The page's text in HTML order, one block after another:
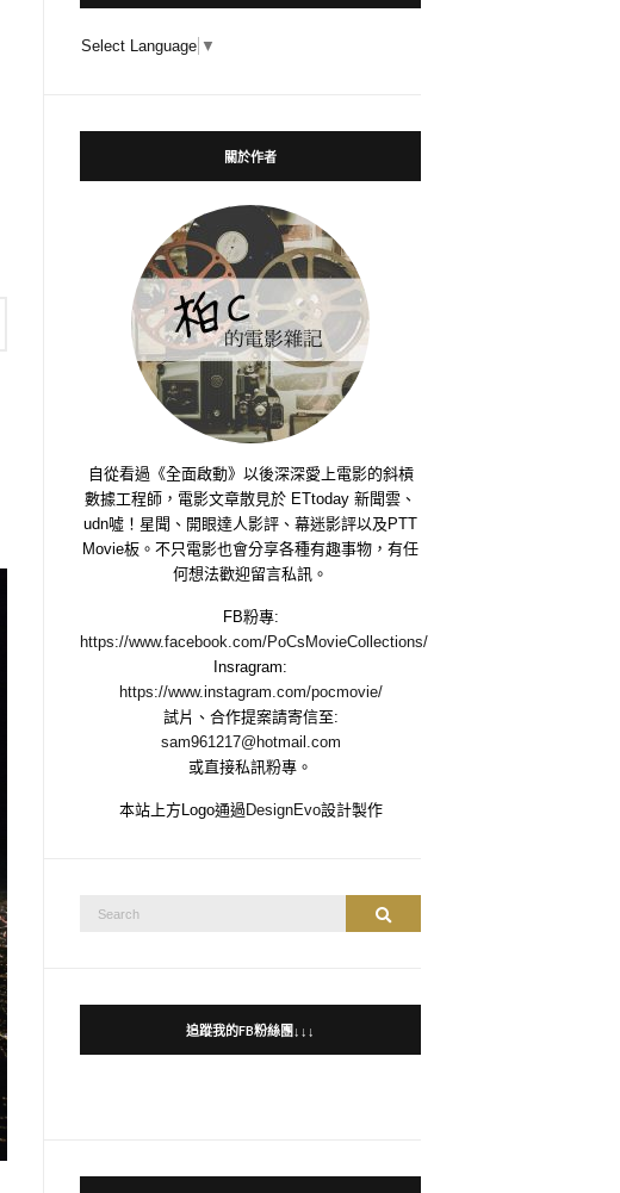
Select Language ▼
關於作者
自從看過《全面啟動》以後深深愛上電影的斜槓
數據工程師，電影文章散見於 ETtoday 新聞雲、
udn噓！星聞、開眼達人影評、幕迷影評以及PTT
Movie板。不只電影也會分享各種有趣事物，有任
何想法歡迎留言私訊。
FB粉專:
https://www.facebook.com/PoCsMovieCollections/
Insragram:
https://www.instagram.com/pocmovie/
試片、合作提案請寄信至:
sam961217@hotmail.com
或直接私訊粉專。
本站上方Logo通過 DesignEvo設計製作
Search
Search
追蹤我的FB粉絲團↓↓↓